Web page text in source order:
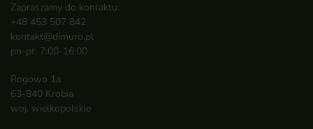
Zapraszamy do kontaktu:
+48 453 507 842
kontakt@dimuro.pl
pn-pt: 7:00-16:00
Rogowo 1a
63-840 Krobia
woj. wielkopolskie